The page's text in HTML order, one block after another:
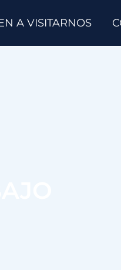
A VISITARNOS